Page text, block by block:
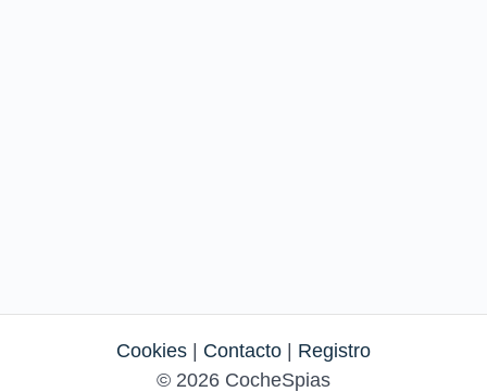
Cookies Contacto
Registro
© 2026 CocheSpias